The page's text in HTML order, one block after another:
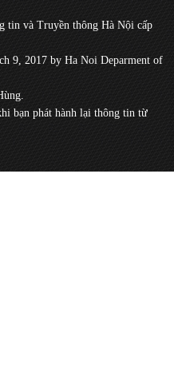
tin và Truyền thông Hà Nội cấp
9, 2017 by Ha Noi Deparment of
bạn phát hành lại thông tin từ